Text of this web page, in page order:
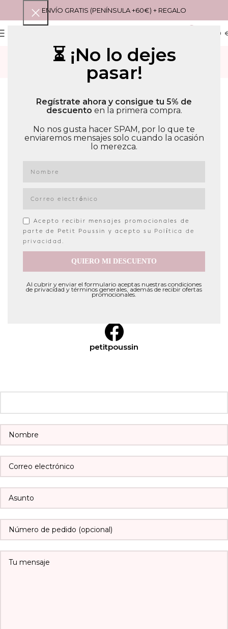
⏳ ¡No lo dejes
pasar!
Regístrate ahora y consigue tu 5% de
descuento en la primera compra.
No nos gusta hacer SPAM, por lo que te
enviaremos mensajes solo cuando la ocasión
lo merezca.
Acepto recibir mensajes promocionales de
parte de Petit Poussin y acepto su Política de
privacidad .
QUIERO MI DESCUENTO
Al cubrir y enviar el formulario aceptas nuestras condiciones
de privacidad y términos generales, además de recibir ofertas
promocionales.
ENVÍO GRATIS (PENÍNSULA +60€) + REGALO
0,00
CONTACTO
Portada »Contacto
resolver? Cubre el formulario y nos pondremos en
contacto contigo lo más rápido posible. ¡También
puedes hablarnos por cualquiera de nuestras redes
sociales! 🙂
petitpoussin_es
info@petitpoussin.es
petitpoussin